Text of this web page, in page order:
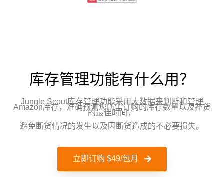
库存管理功能有什么用？
Jungle Scout库存管理功能采用大数据来判断和管理
Amazon库存，准确预测您所需订购的库存数量以及补货
的最佳时间，
避免断货情况的发生以及因断货造成的不必要损失。
立即订购 $49/包月